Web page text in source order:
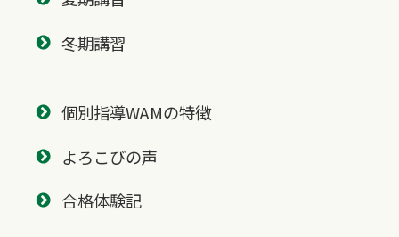
冬期講習
個別指導WAMの特徴
よろこびの声
合格体験記